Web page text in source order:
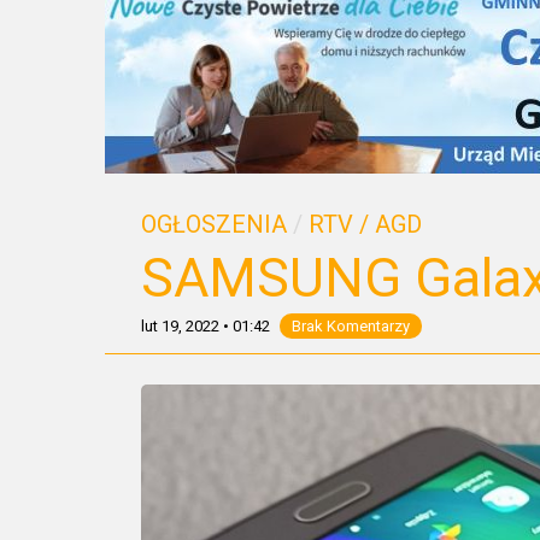
OGŁOSZENIA / RTV / AGD
SAMSUNG
lut 19, 2022 • 01:42 Brak Komentarzy